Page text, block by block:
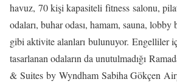
havuz, 70 kişi kapasiteli fitness salonu,
odaları, buhar odası, hamam, sauna, lobby
gibi aktivite alanları bulunuyor. Engelliler
tasarlanan odaların da unutulmadığı
& Suites by Wyndham Sabiha Gökçen